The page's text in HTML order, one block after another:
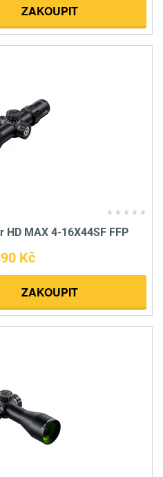
ZAKOUPIT
MAX 4-16X44SF FFP
Kč
ZAKOUPIT